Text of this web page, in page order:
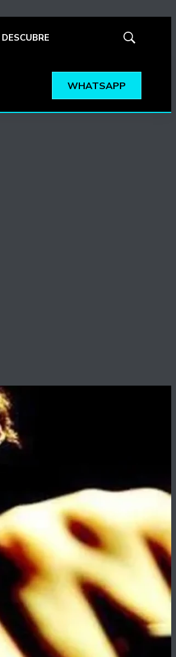
DESCUBRE
Mostrar
WHATSAPP